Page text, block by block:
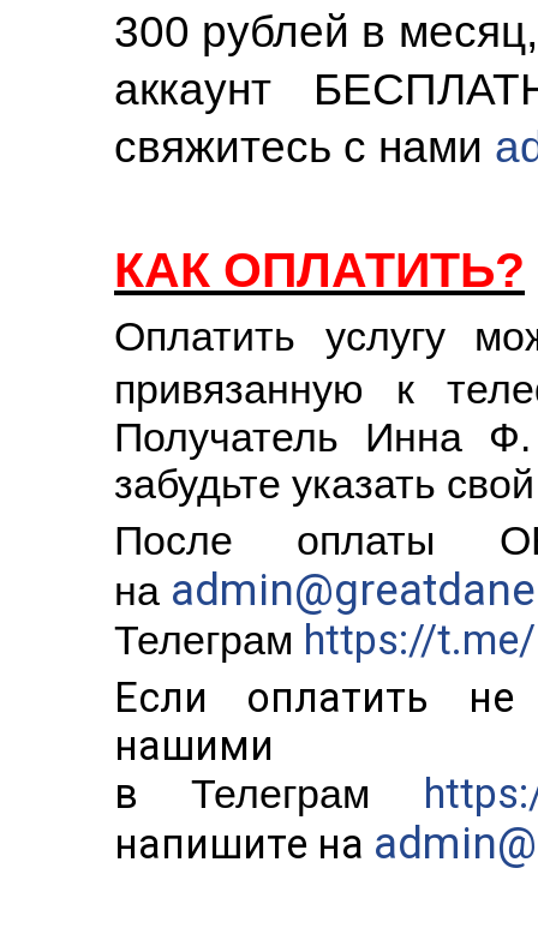
300 рублей в
аккаунт
свяжитесь с нами
КАК ОПЛАТИТЬ?
Оплатить услугу
привязанную к
Получатель Инна
забудьте указать
После оплаты
на
Телеграм https://
Если оплатить не
нашими
в Телеграм
напишите на